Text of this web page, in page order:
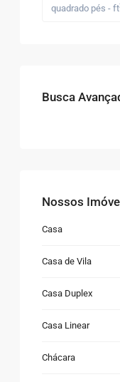
quadrado pés - ft
Busca
Nossos
Casa
Casa de Vila
Casa Duplex
Casa Linear
Chácara